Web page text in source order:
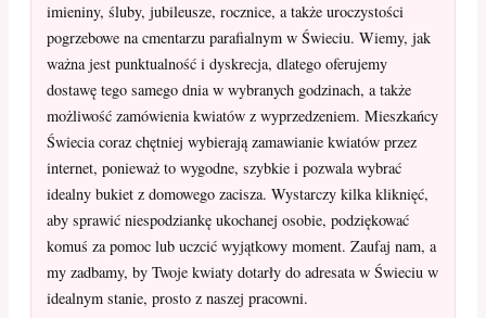
imieniny, śluby, jubileusze, rocznice, a także uroczystości
pogrzebowe na cmentarzu parafialnym w Świeciu. Wiemy, jak
ważna jest punktualność i dyskrecja, dlatego oferujemy
dostawę tego samego dnia w wybranych godzinach, a także
możliwość zamówienia kwiatów z wyprzedzeniem. Mieszkańcy
Świecia coraz chętniej wybierają zamawianie kwiatów przez
internet, ponieważ to wygodne, szybkie i pozwala wybrać
idealny bukiet z domowego zacisza. Wystarczy kilka kliknięć,
aby sprawić niespodziankę ukochanej osobie, podziękować
komuś za pomoc lub uczcić wyjątkowy moment. Zaufaj nam, a
my zadbamy, by Twoje kwiaty dotarły do adresata w Świeciu w
idealnym stanie, prosto z naszej pracowni.